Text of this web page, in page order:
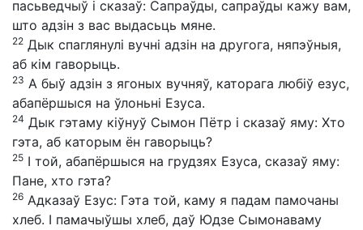
пасьведчыў і сказаў: Сапраўды, сапраўды кажу вам,
што адзін з вас выдасьць мяне.
22 Дык спаглянулі вучні адзін на другога, няпэўныя,
аб кім гаворыць.
23 А быў адзін з ягоных вучняў, каторага любіў езус,
абапёршыся на ўлоньні Езуса.
24 Дык гэтаму кіўнуў Сымон Пётр і сказаў яму: Хто
гэта, аб каторым ён гаворыць?
25 І той, абапёршыся на грудзях Езуса, сказаў яму:
Пане, хто гэта?
26 Адказаў Езус: Гэта той, каму я падам памочаны
хлеб. І памачыўшы хлеб, даў Юдзе Сымонаваму